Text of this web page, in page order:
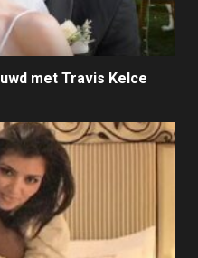
met Travis Kelce